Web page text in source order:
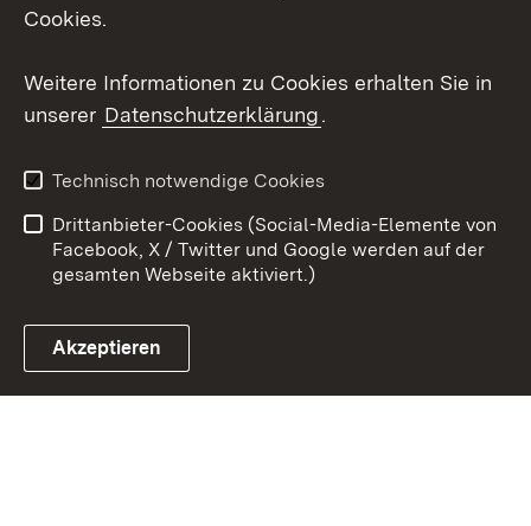
Link zum Landesportal
Datenschutz
Barrierefreiheit
Impressum
Cookies
Cookies.
Weitere Informationen zu Cookies erhalten Sie in
unserer Datenschutzerklärung.
Technisch notwendige Cookies
Drittanbieter-Cookies (Social-Media-Elemente von
Facebook, X / Twitter und Google werden auf der
gesamten Webseite aktiviert.)
Akzeptieren